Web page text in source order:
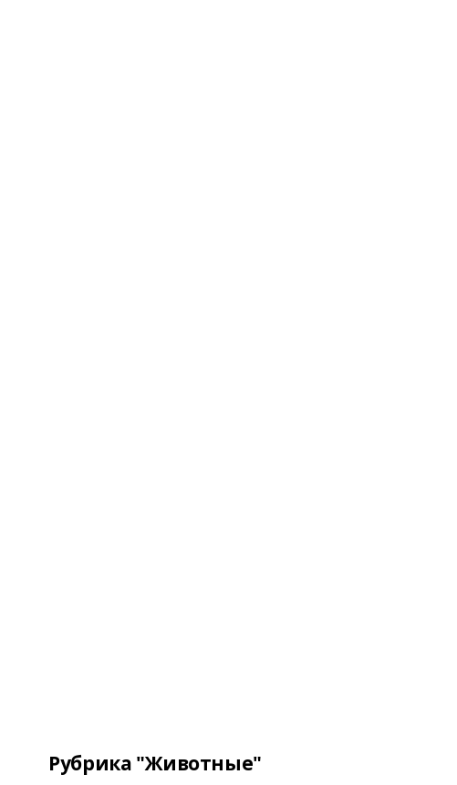
Рубрика "Животные"